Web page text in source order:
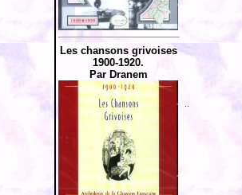
Les chansons grivoises
1900-1920.
Par Dranem